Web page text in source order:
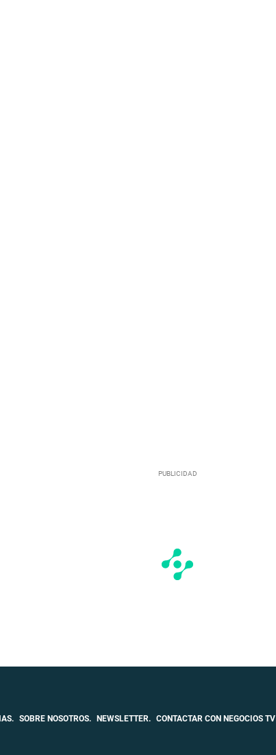
SOBRE NOSOTROS. NEWSLETTER. CONTACTAR CON NEGOCIOS TV